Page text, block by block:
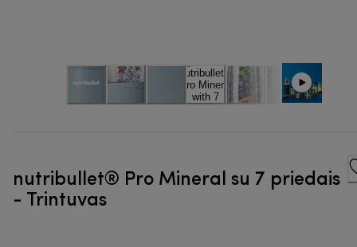
nutribullet® Pro Mineral su 7 priedais
- Trintuvas